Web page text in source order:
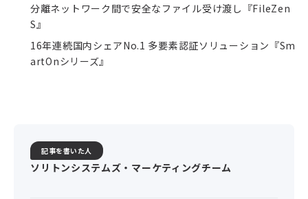
分離ネットワーク間で安全なファイル受け渡し『FileZen
S』
16年連続国内シェアNo.1 多要素認証ソリューション『Sm
artOnシリーズ』
記事を書いた人
ソリトンシステムズ・マーケティングチーム